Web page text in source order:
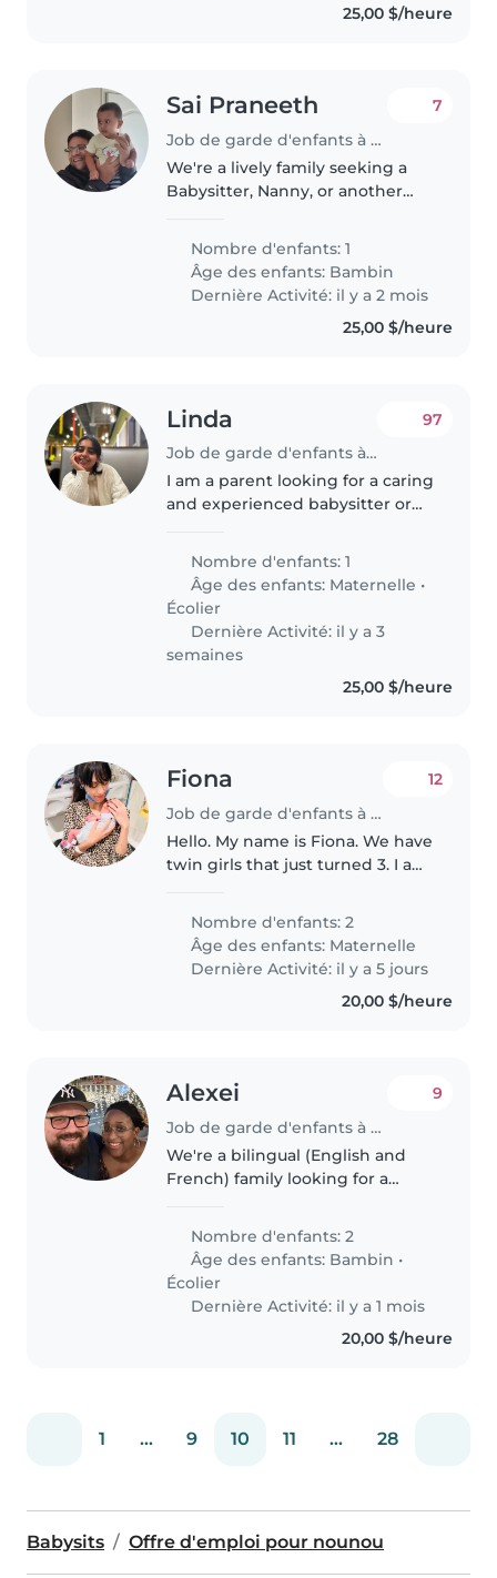
25,00 $/heure
Sai Praneeth
Job de garde d'enfants à Toronto
7
We're a lively family seeking a
Babysitter, Nanny, or another
one is curious, sporty, and full of
energy! We'd love..
Nombre d'enfants: 1
Âge des enfants: Bambin
Dernière Activité: il y a 2 mois
25,00 $/heure
Linda
Job de garde d'enfants à Toronto
97
I am a parent looking for a caring
and experienced babysitter or
daughter and 8-year-old son. My
children are creative, friendly,
and calm, and I'm..
Nombre d'enfants: 1
Âge des enfants: Maternelle •
Écolier
Dernière Activité: il y a 3
semaines
25,00 $/heure
Fiona
Job de garde d'enfants à Toronto
12
Hello. My name is Fiona. We have
twin girls that just turned 3. I am
on tuesdays and thursdays
starting on October 15th, 2026.
This job will be for..
Nombre d'enfants: 2
Âge des enfants: Maternelle
Dernière Activité: il y a 5 jours
20,00 $/heure
Alexei
Job de garde d'enfants à LaSalle (Québec)
9
We're a bilingual (English and
French) family looking for a
nanny to care for our two
energetic and affectionate boys,
a toddler and a gradeschooler...
Nombre d'enfants: 2
Âge des enfants: Bambin •
Écolier
Dernière Activité: il y a 1 mois
20,00 $/heure
1 ... 9 10 11 ... 28
Babysits Offre d'emploi pour nounou